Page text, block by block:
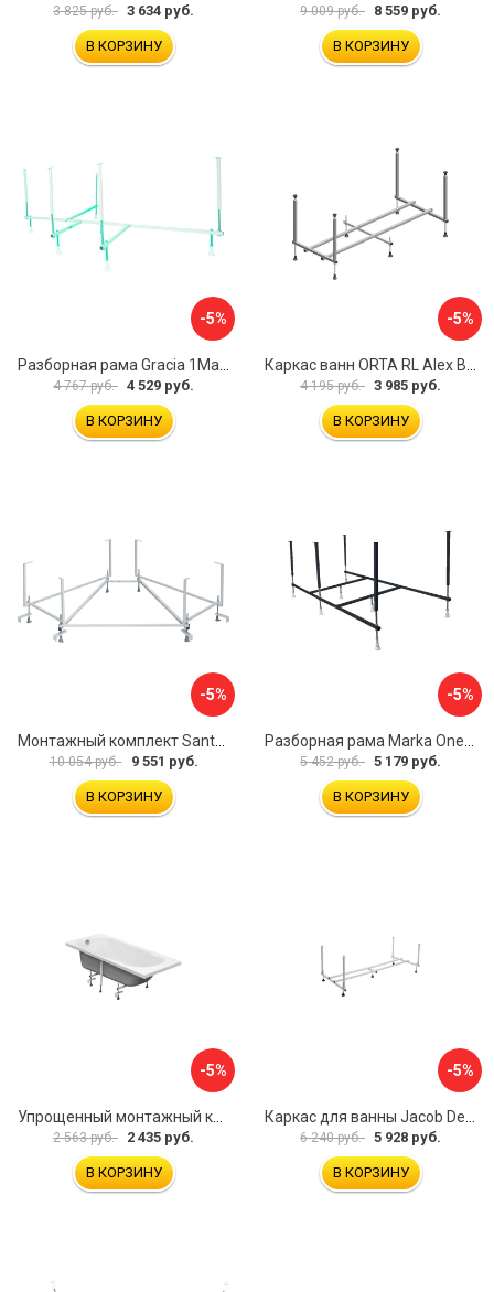
3 825 руб. 3 634 руб.
В КОРЗИНУ
9 009 руб. 8 559 руб.
В КОРЗИНУ
-5%
Разборная рама Gracia 1Marka 170 03гр1710
4 767 руб. 4 529 руб.
В КОРЗИНУ
-5%
Каркас ванн ORTA RL Alex Baitler KSO15
4 195 руб. 3 985 руб.
В КОРЗИНУ
-5%
10 054 руб. 9 551 руб.
В КОРЗИНУ
-5%
5 452 руб. 5 179 руб.
В КОРЗИНУ
-5%
2 563 руб. 2 435 руб.
В КОРЗИНУ
-5%
6 240 руб. 5 928 руб.
В КОРЗИНУ